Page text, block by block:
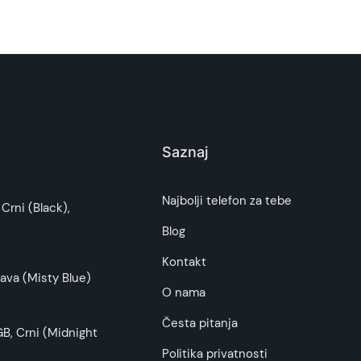
što tačnije i detaljnije ali ne može da
(Black),
(Misty Blue)
Crni (Midnight
Saznaj
Najbolji telefon za tebe
Blog
Kontakt
O nama
Česta pitanja
Politika privatnosti